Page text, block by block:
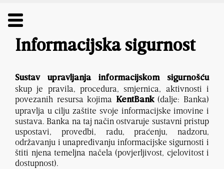
Informacijska sigurnost
Sustav upravljanja informacijskom sigurnošću
skup je pravila, procedura, smjernica, aktivnosti i
povezanih resursa kojima KentBank(dalje: Banka)
upravlja u cilju zaštite svoje informacijske imovine i
sustava. Banka na taj način ostvaruje sustavni pristup
uspostavi, provedbi, radu, praćenju, nadzoru,
održavanju i unapređivanju informacijske sigurnosti i
štiti njena temeljna načela (povjerljivost, cjelovitost i
dostupnost).